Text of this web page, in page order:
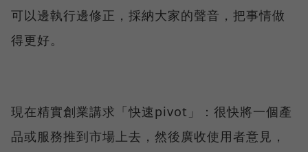
可以邊執行邊修正，採納大家的聲音，把事情做
得更好。
現在精實創業講求「快速pivot」：很快將一個產
品或服務推到市場上去，然後廣收使用者意見，